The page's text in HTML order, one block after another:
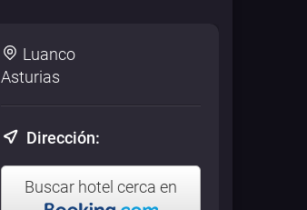
Luanco
Asturias
Dirección:
Buscar hotel cerca en